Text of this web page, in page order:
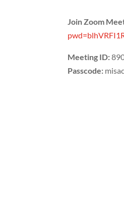
Join Zoom
Meeting ID:
Passcode: